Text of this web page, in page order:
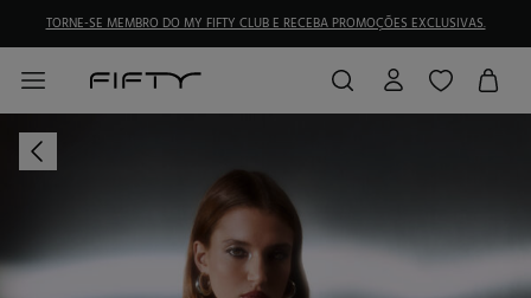
TORNE-SE MEMBRO DO MY FIFTY CLUB E RECEBA PROMOÇÕES EXCLUSIVAS.